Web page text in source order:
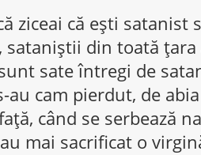
ziceai că ești satanist
sataniștii din toată
sate întregi de
cam pierdut, de
când se serbează
mai sacrificat o